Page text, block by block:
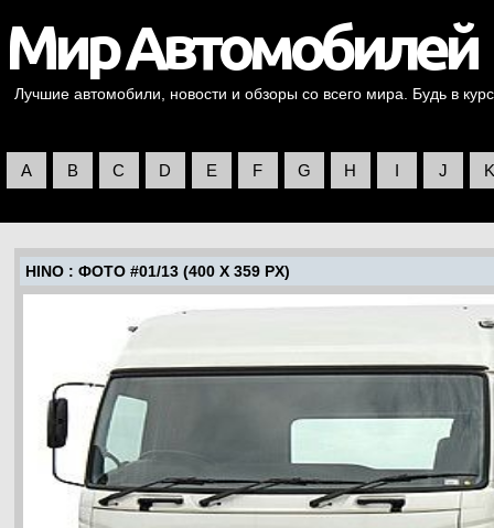
Лучшие автомобили, новости и обзоры со всего мира. Будь в
A B C D E F G H I J K
HINO : ФОТО #01/13 (400 X 359 PX)